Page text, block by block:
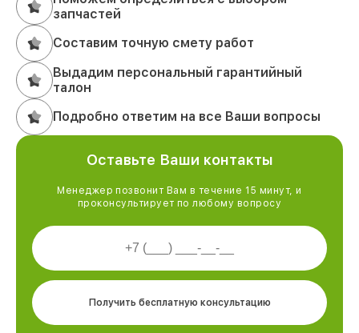
запчастей
Составим точную смету работ
Выдадим персональный гарантийный
талон
Подробно ответим на все Ваши вопросы
Оставьте Ваши контакты
Менеджер позвонит Вам в течение 15 минут, и
проконсультирует по любому вопросу
Получить бесплатную консультацию